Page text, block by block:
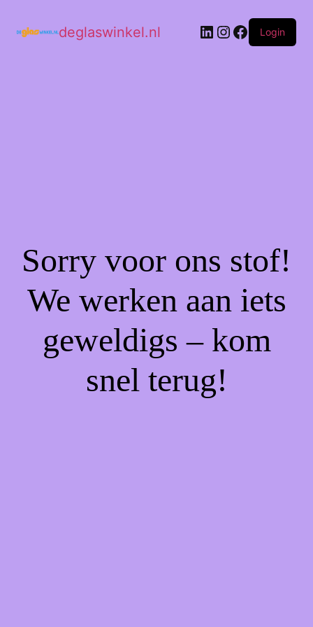
deglaswinkel.nl Login
Sorry voor ons stof!
We werken aan iets
geweldigs – kom
snel terug!